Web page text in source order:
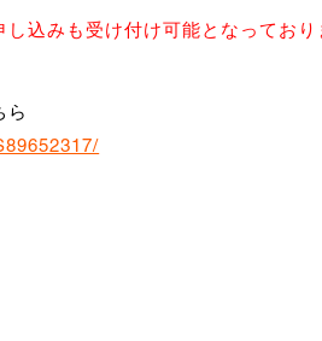
込みも受け付け可能となってお
ら